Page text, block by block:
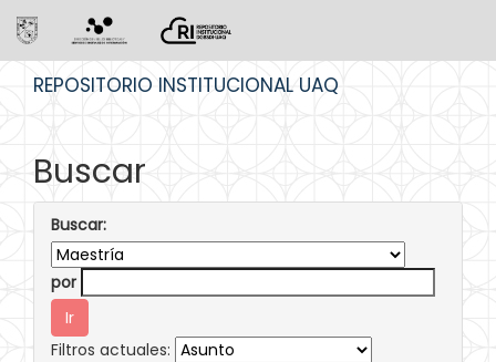
REPOSITORIO INSTITUCIONAL UAQ
Buscar
Buscar:
por
Filtros actuales: